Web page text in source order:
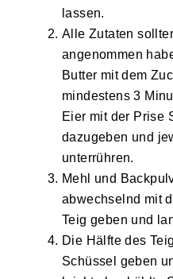
lassen.
Alle Zutaten
angenommen
Butter mit dem
mindestens 3
Eier mit der Prise
dazugeben und
unterrühren.
Mehl und
abwechselnd mit
Teig geben und
Die Hälfte des
Schüssel geben